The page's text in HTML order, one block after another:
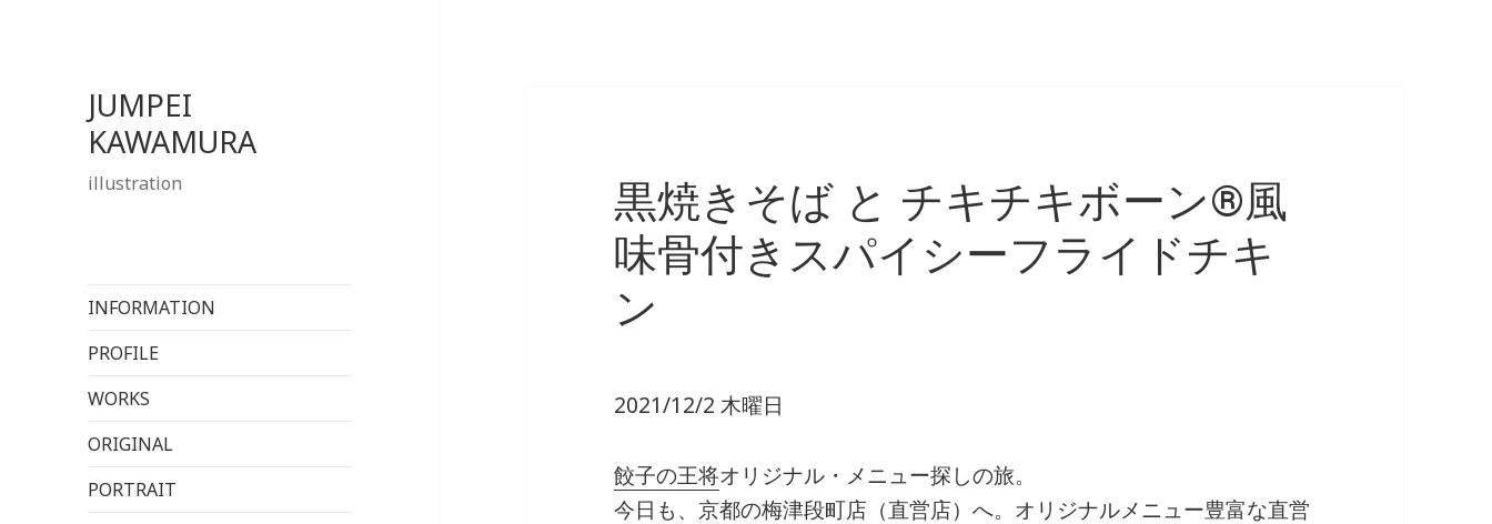
JUMPEI
KAWAMURA
illustration
INFORMATION
PROFILE
WORKS
ORIGINAL
PORTRAIT
黒焼きそば と チキチキボーン®風
味骨付きスパイシーフライドチキ
ン
2021/12/2 木曜日
餃子の王将オリジナル・メニュー探しの旅。
今日も、京都の梅津段町店 （直営店）へ。オリジナルメニュー豊富な直営